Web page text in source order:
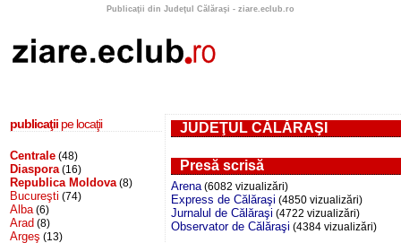
Publicaţii din Judeţul Călăraşi - ziare.eclub.ro
publicaţii pe locaţii
Centrale (48)
Diaspora (16)
Republica Moldova (8)
Bucureşti (74)
Alba (6)
Arad (8)
Argeş (13)
JUDEŢUL CĂLĂRAŞI
Presă scrisă
Arena(6082 vizualizări)
Express de Călăraşi (4850 vizualizări)
Jurnalul de Călăraşi (4722 vizualizări)
Observator de Călăraşi (4384 vizualizări)